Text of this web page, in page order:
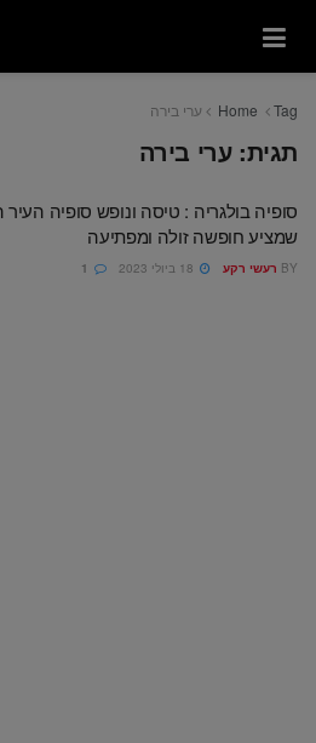
Home Tag ערי בירה
תגית:ערי בירה
סופיה בולגריה : טיסה ונופש סופיה העיר
שמציע חופשה זולה ומפתיעה
BY רעשי רקע